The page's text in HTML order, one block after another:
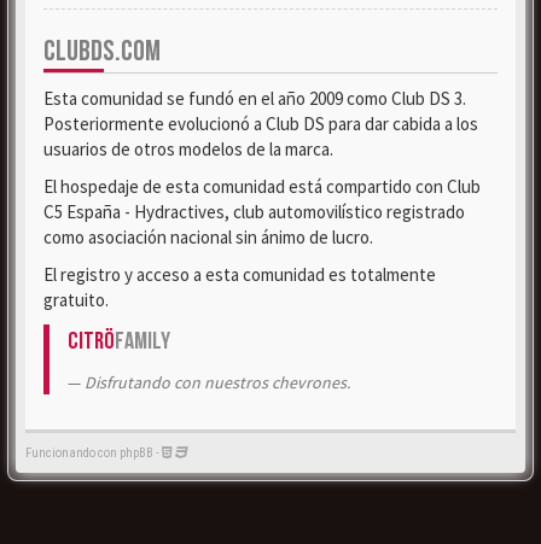
CLUBDS.COM
Esta comunidad se fundó en el año 2009 como Club DS 3.
Posteriormente evolucionó a Club DS para dar cabida a los
usuarios de otros modelos de la marca.
El hospedaje de esta comunidad está compartido con Club
C5 España - Hydractives, club automovilístico registrado
como asociación nacional sin ánimo de lucro.
El registro y acceso a esta comunidad es totalmente
gratuito.
CitröFamily
Disfrutando con nuestros chevrones.
Funcionando con phpBB -